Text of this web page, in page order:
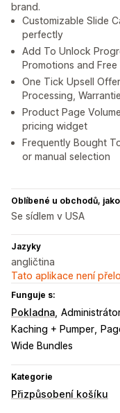
brand.
Customizable Slide
perfectly
Add To Unlock
Promotions and
One Tick Upsell
Processing,
Product Page
pricing widget
Frequently Bought
or manual selection
Oblíbené u obchodů,
Se sídlem v USA
Jazyky
angličtina
Tato aplikace není
Funguje s:
Pokladna
Kaching + Pumper
Wide Bundles
Kategorie
Přizpůsobení košíku